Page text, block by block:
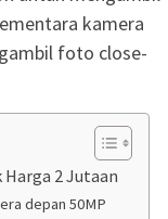
kamera
foto close-
2 Jutaan
depan 50MP